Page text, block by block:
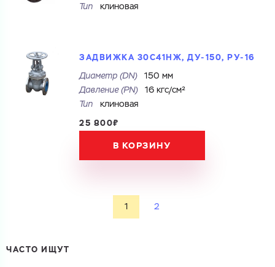
Тип
клиновая
ЗАДВИЖКА 30С41НЖ, ДУ-150, РУ-16
Диаметр (DN)
150 мм
Давление (PN)
16 кгс/см²
Тип
клиновая
25 800₽
В КОРЗИНУ
1 2
ЧАСТО ИЩУТ